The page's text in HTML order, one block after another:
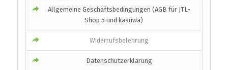
Allgemeine Geschäftsbedingungen (AGB für JTL-
Shop 5 und kasuwa)
Widerrufsbelehrung
Datenschutzerklärung